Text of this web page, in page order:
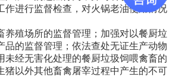
作进行监督检查，对火锅老油使用情况
殖场所的监督管理；加强对以餐厨垃
品的监督管理；依法查处无证生产动物
未经无害化处理的餐厨垃圾饲喂禽畜的
猪以外其他畜禽屠宰过程中产生的不可